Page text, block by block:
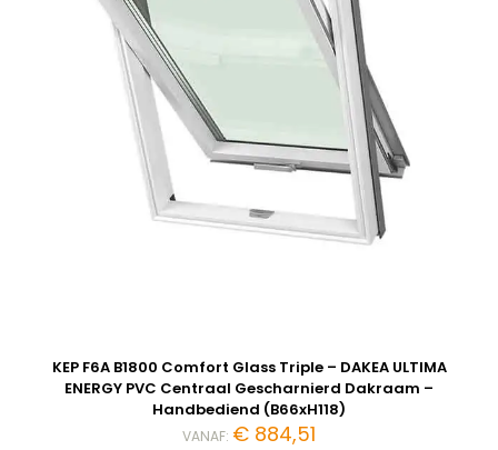
KEP F6A B1800 Comfort Glass Triple – DAKEA ULTIMA
ENERGY PVC Centraal Gescharnierd Dakraam –
Handbediend (B66xH118)
VANAF: € 884,51